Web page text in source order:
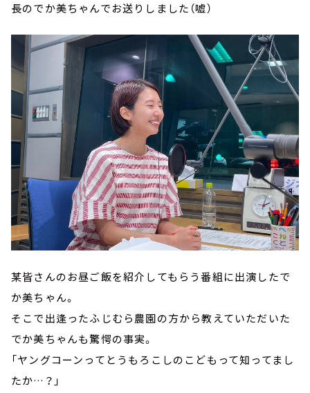
長のでか美ちゃんでお送りしました（嘘）
某皆さんのお昼ご飯を紹介してもらう番組に出演したで
か美ちゃん。
そこで出逢ったふじむら農園の方から教えていただいた
でか美ちゃんも驚愕の事実。
「ヤングコーンってとうもろこしのこどもって知ってまし
たか…？」